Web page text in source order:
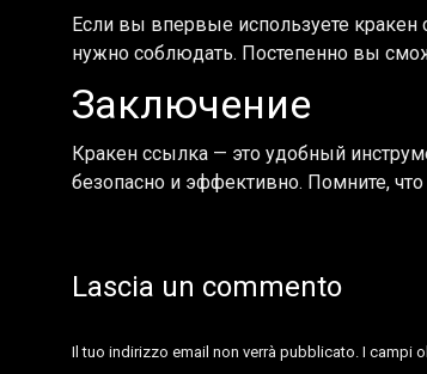
Если вы впервые используете кракен
нужно соблюдать. Постепенно вы
Заключение
Кракен ссылка — это удобный
безопасно и эффективно. Помните,
Lascia un commento
Il tuo indirizzo email non verrà pubblicato. I campi